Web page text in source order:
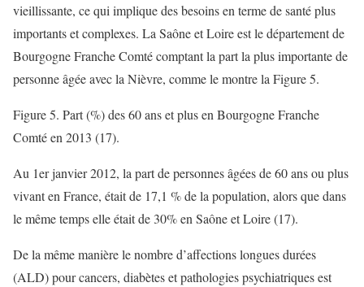
vieillissante, ce qui implique des besoins en terme de santé plus
importants et complexes. La Saône et Loire est le département de
Bourgogne Franche Comté comptant la part la plus importante de
personne âgée avec la Nièvre, comme le montre la Figure 5.
Figure 5. Part (%) des 60 ans et plus en Bourgogne Franche
Comté en 2013 (17).
Au 1er janvier 2012, la part de personnes âgées de 60 ans ou plus
vivant en France, était de 17,1 % de la population, alors que dans
le même temps elle était de 30% en Saône et Loire (17).
De la même manière le nombre d’affections longues durées
(ALD) pour cancers, diabètes et pathologies psychiatriques est